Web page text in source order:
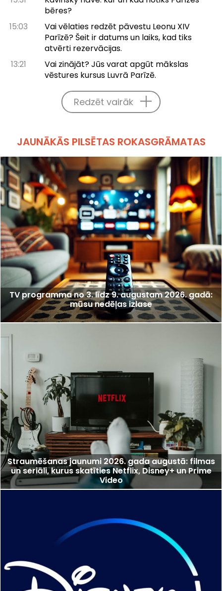
bēres?
15:03
Vai vēlaties redzēt pāvestu Leonu XIV
Parīzē? Šeit ir datums un laiks, kad tiks
atvērti rezervācijas.
13:21
Vai zinājāt? Jūs varat apgūt mākslas
vēstures kursus Luvrā Parīzē.
Redzēt vairāk
JAUNĀKĀS PILSĒTAS ROKASGRĀMATAS
TV programma no 3. līdz 9. augustam 2026. gadā:
mūsu nedēļas izlase
Straumēšanas jaunumi 2026. gada augustā: filmas
un seriāli, kurus skatīties Netflix, Disney+ un Prime
Video